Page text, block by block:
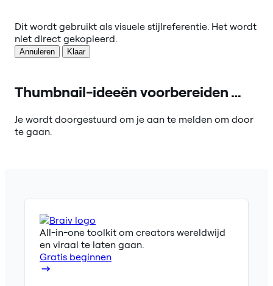
Dit wordt gebruikt als visuele stijlreferentie. Het wordt
niet direct gekopieerd.
Annuleren Klaar
Thumbnail-ideeën voorbereiden …
Je wordt doorgestuurd om je aan te melden om door
te gaan.
All-in-one toolkit om creators wereldwijd
en viraal te laten gaan.
Gratis beginnen